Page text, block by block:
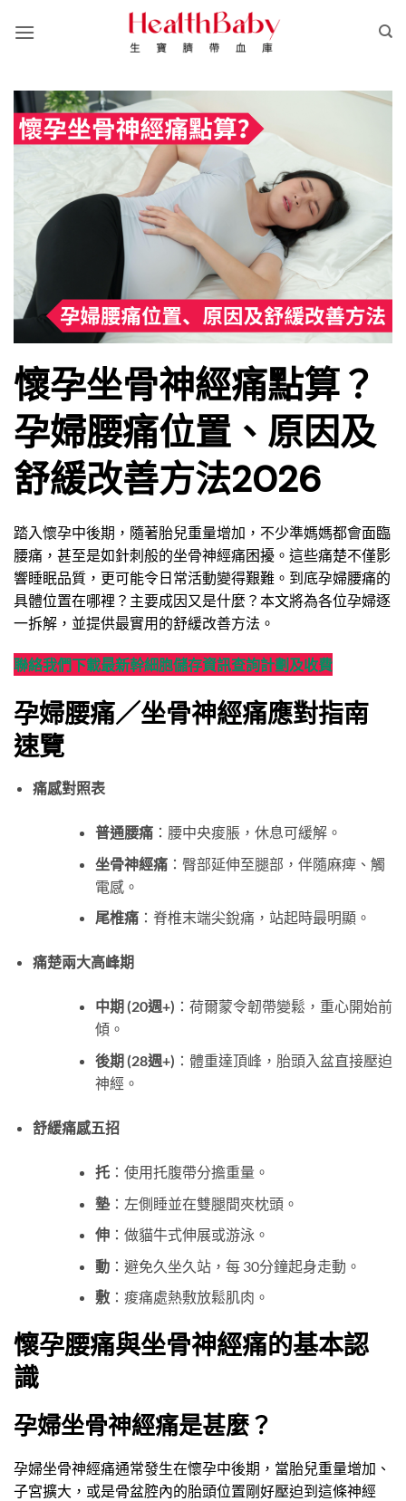
懷孕坐骨神經痛點算？
孕婦腰痛位置、原因及
舒緩改善方法2026
踏入懷孕中後期，隨著胎兒重量增加，不少準媽媽都會面臨
腰痛，甚至是如針刺般的坐骨神經痛困擾。這些痛楚不僅影
響睡眠品質，更可能令日常活動變得艱難。到底孕婦腰痛的
具體位置在哪裡？主要成因又是什麼？本文將為各位孕婦逐
一拆解，並提供最實用的舒緩改善方法。
聯絡我們下載最新幹細胞儲存資訊查詢計劃及收費
孕婦腰痛／坐骨神經痛應對指南
速覽
痛感對照表
普通腰痛：腰中央痠脹，休息可緩解。
坐骨神經痛：臀部延伸至腿部，伴隨麻痺、觸
電感。
尾椎痛：脊椎末端尖銳痛，站起時最明顯。
痛楚兩大高峰期
中期 (20週+) ：荷爾蒙令韌帶變鬆，重心開始前
傾。
後期 (28週+) ：體重達頂峰，胎頭入盆直接壓迫
神經。
舒緩痛感五招
托：使用托腹帶分擔重量。
墊：左側睡並在雙腿間夾枕頭。
伸：做貓牛式伸展或游泳。
動：避免久坐久站，每 30分鐘起身走動。
敷：痠痛處熱敷放鬆肌肉。
懷孕腰痛與坐骨神經痛的基本認
識
孕婦坐骨神經痛是甚麼？
孕婦坐骨神經痛通常發生在懷孕中後期，當胎兒重量增加、
子宮擴大，或是骨盆腔內的胎頭位置剛好壓迫到這條神經